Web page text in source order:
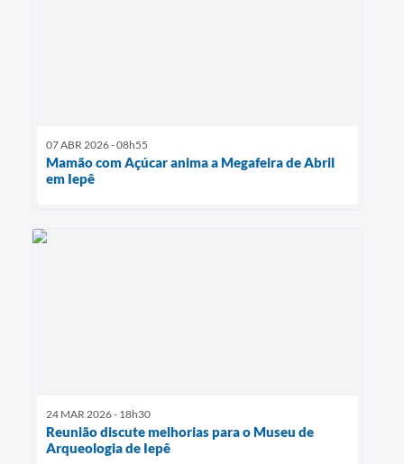
07 ABR 2026 - 08h55
Mamão com Açúcar anima a Megafeira de Abril
em Iepê
24 MAR 2026 - 18h30
Reunião discute melhorias para o Museu de
Arqueologia de Iepê